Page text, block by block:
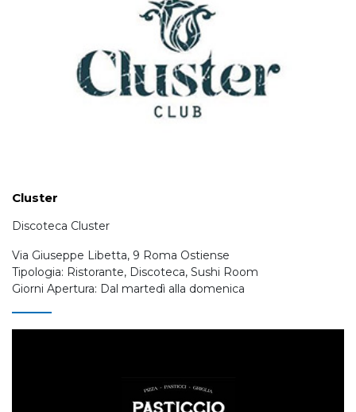
Cluster
Discoteca Cluster
Via Giuseppe Libetta, 9 Roma Ostiense
Tipologia: Ristorante, Discoteca, Sushi Room
Giorni Apertura: Dal martedì alla domenica